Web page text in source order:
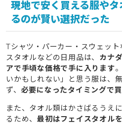
現地で安く買える服や
るのが賢い選択だった
Tシャツ・パーカー・スウェッ
スタオルなどの日用品は、 カナ
アで手頃な価格で手に入ります
いかもしれない」と思う服は、
ず、 必要になったタイミングで
また、タオル類はかさばるうえ
るため、 最初はフェイスタオル